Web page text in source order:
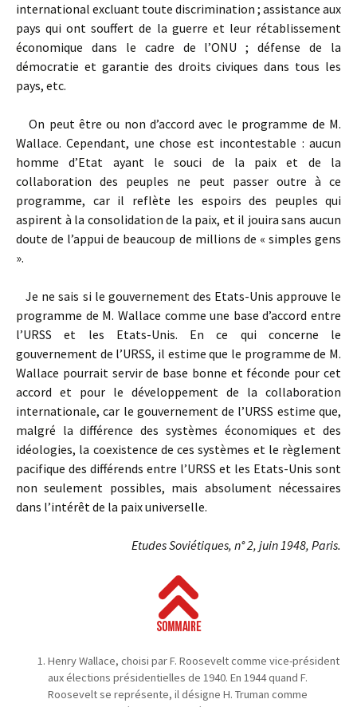
international excluant toute discrimination ; assistance aux
pays qui ont souffert de la guerre et leur rétablissement
économique dans le cadre de l’ONU ; défense de la
démocratie et garantie des droits civiques dans tous les
pays, etc.
On peut être ou non d’accord avec le programme de M.
Wallace. Cependant, une chose est incontestable : aucun
homme d’Etat ayant le souci de la paix et de la
collaboration des peuples ne peut passer outre à ce
programme, car il reflète les espoirs des peuples qui
aspirent à la consolidation de la paix, et il jouira sans aucun
doute de l’appui de beaucoup de millions de « simples gens
».
Je ne sais si le gouvernement des Etats-Unis approuve le
programme de M. Wallace comme une base d’accord entre
l’URSS et les Etats-Unis. En ce qui concerne le
gouvernement de l’URSS, il estime que le programme de M.
Wallace pourrait servir de base bonne et féconde pour cet
accord et pour le développement de la collaboration
internationale, car le gouvernement de l’URSS estime que,
malgré la différence des systèmes économiques et des
idéologies, la coexistence de ces systèmes et le règlement
pacifique des différends entre l’URSS et les Etats-Unis sont
non seulement possibles, mais absolument nécessaires
dans l’intérêt de la paix universelle.
Etudes Soviétiques, n° 2, juin 1948, Paris.
Henry Wallace, choisi par F. Roosevelt comme vice-président
aux élections présidentielles de 1940. En 1944 quand F.
Roosevelt se représente, il désigne H. Truman comme